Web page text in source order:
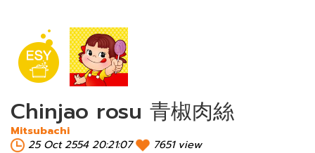
Chinjao rosu 青椒肉絲
Mitsubachi
25 Oct 2554 20:21:07
7651 view